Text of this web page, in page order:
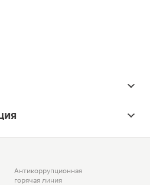
Антикоррупционная
горячая линия